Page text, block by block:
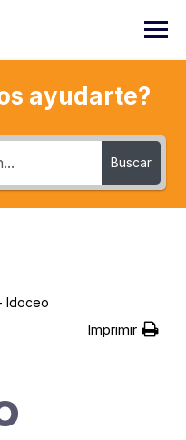
ayudarte?
Buscar
Idoceo
Imprimir